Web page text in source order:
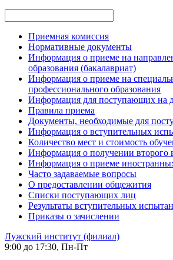
Приемная комиссия
Нормативные документы
Информация о приеме на
образования (бакалавриат)
Информация о приеме на
профессионального образования
Информация для поступающих на
Правила приема
Документы, необходимые для
Информация о вступительных
Количество мест и стоимость
Информация о получении второго
Информация о приеме
Часто задаваемые вопросы
О предоставлении общежития
Списки поступающих лиц
Результаты вступительных
Приказы о зачислении
Лужский институт (филиал)
9:00 до 17:30, Пн-Пт